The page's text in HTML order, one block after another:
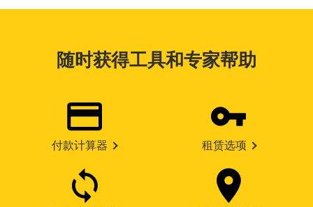
随时获得工具和专家帮助
付款计算器 租赁选项